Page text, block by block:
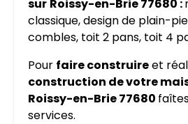
sur Roissy-en-Brie 77680 :
classique, design de plain-
combles, toit 2 pans, toit 4
Pour faire construireet
construction de votre
Roissy-en-Brie 77680
services.